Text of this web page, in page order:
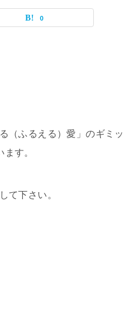
0
（ふるえる）愛」のギミッ
す。
て下さい。